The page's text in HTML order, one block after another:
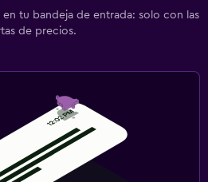
tu bandeja de entrada: solo con las
de precios.